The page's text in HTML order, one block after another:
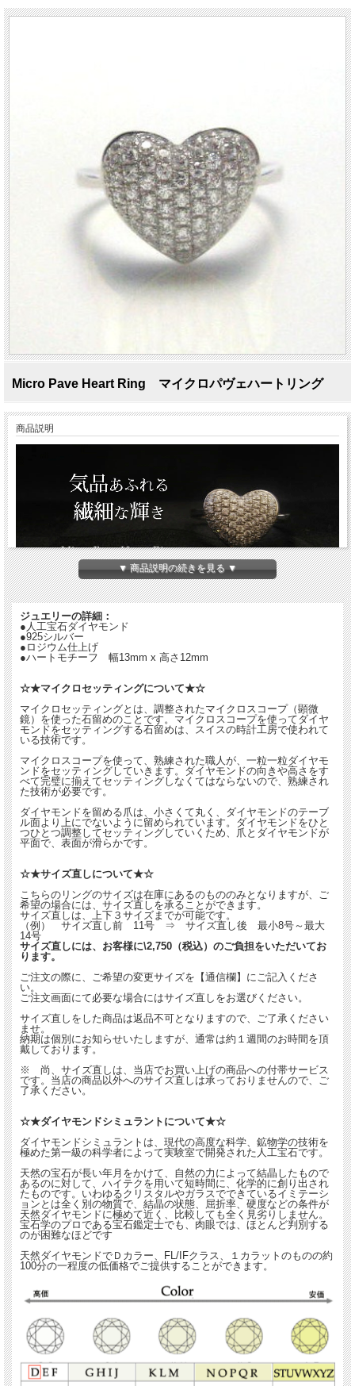
Micro Pave Heart Ring マイクロパヴェハートリング
商品説明
ジュエリー！
ハートがキュートでシックなリングです。
高い技術でマイクロパヴェセッティングさ
れたハートは
繊細で上品な印象です。
周りの人たちにちょっと差をつけられます
よ！
れるジュエリーです。
★☆いろいろな角度からのジュエリーの魅力をご覧ください。☆★
▼ 商品説明の続きを見る ▼
ジュエリーの詳細：
●人工宝石ダイヤモンド
●925シルバー
●ロジウム仕上げ
●ハートモチーフ 幅13mm x 高さ12mm
☆★マイクロセッティングについて★☆
マイクロセッティングとは、調整されたマイクロスコープ（顕微
鏡）を使った石留めのことです。マイクロスコープを使ってダイヤ
モンドをセッティングする石留めは、スイスの時計工房で使われて
いる技術です。
マイクロスコープを使って、熟練された職人が、一粒一粒ダイヤモ
ンドをセッティングしていきます。ダイヤモンドの向きや高さをす
べて完璧に揃えてセッティングしなくてはならないので、熟練され
た技術が必要です。
ダイヤモンドを留める爪は、小さくて丸く、ダイヤモンドのテーブ
ル面より上にでないように留められています。ダイヤモンドをひと
つひとつ調整してセッティングしていくため、爪とダイヤモンドが
平面で、表面が滑らかです。
☆★サイズ直しについて★☆
こちらのリングのサイズは在庫にあるのもののみとなりますが、ご
希望の場合には、サイズ直しを承ることができます。
サイズ直しは、上下３サイズまでが可能です。
（例） サイズ直し前 11号 ⇒ サイズ直し後 最小8号～最大
14号
サイズ直しには、お客様に\2,750（税込）のご負担をいただいてお
ります。
ご注文の際に、ご希望の変更サイズを【通信欄】にご記入くださ
い。
ご注文画面にて必要な場合にはサイズ直しをお選びください。
サイズ直しをした商品は返品不可となりますので、ご了承ください
ませ。
納期は個別にお知らせいたしますが、通常は約１週間のお時間を頂
戴しております。
※ 尚、サイズ直しは、当店でお買い上げの商品への付帯サービス
です。当店の商品以外へのサイズ直しは承っておりませんので、ご
了承ください。
☆★ダイヤモンドシミュラントについて★☆
ダイヤモンドシミュラントは、現代の高度な科学、鉱物学の技術を
極めた第一級の科学者によって実験室で開発された人工宝石です。
天然の宝石が長い年月をかけて、自然の力によって結晶したもので
あるのに対して、ハイテクを用いて短時間に、化学的に創り出され
たものです。いわゆるクリスタルやガラスでできているイミテーシ
ョンとは全く別の物質で、結晶の状態、屈折率、硬度などの条件が
天然ダイヤモンドに極めて近く、比較しても全く見劣りしません。
宝石学のプロである宝石鑑定士でも、肉眼では、ほとんど判別する
のが困難なほどです
天然ダイヤモンドでＤカラー、FL/IFクラス、１カラットのものの約
100分の一程度の低価格でご提供することができます。